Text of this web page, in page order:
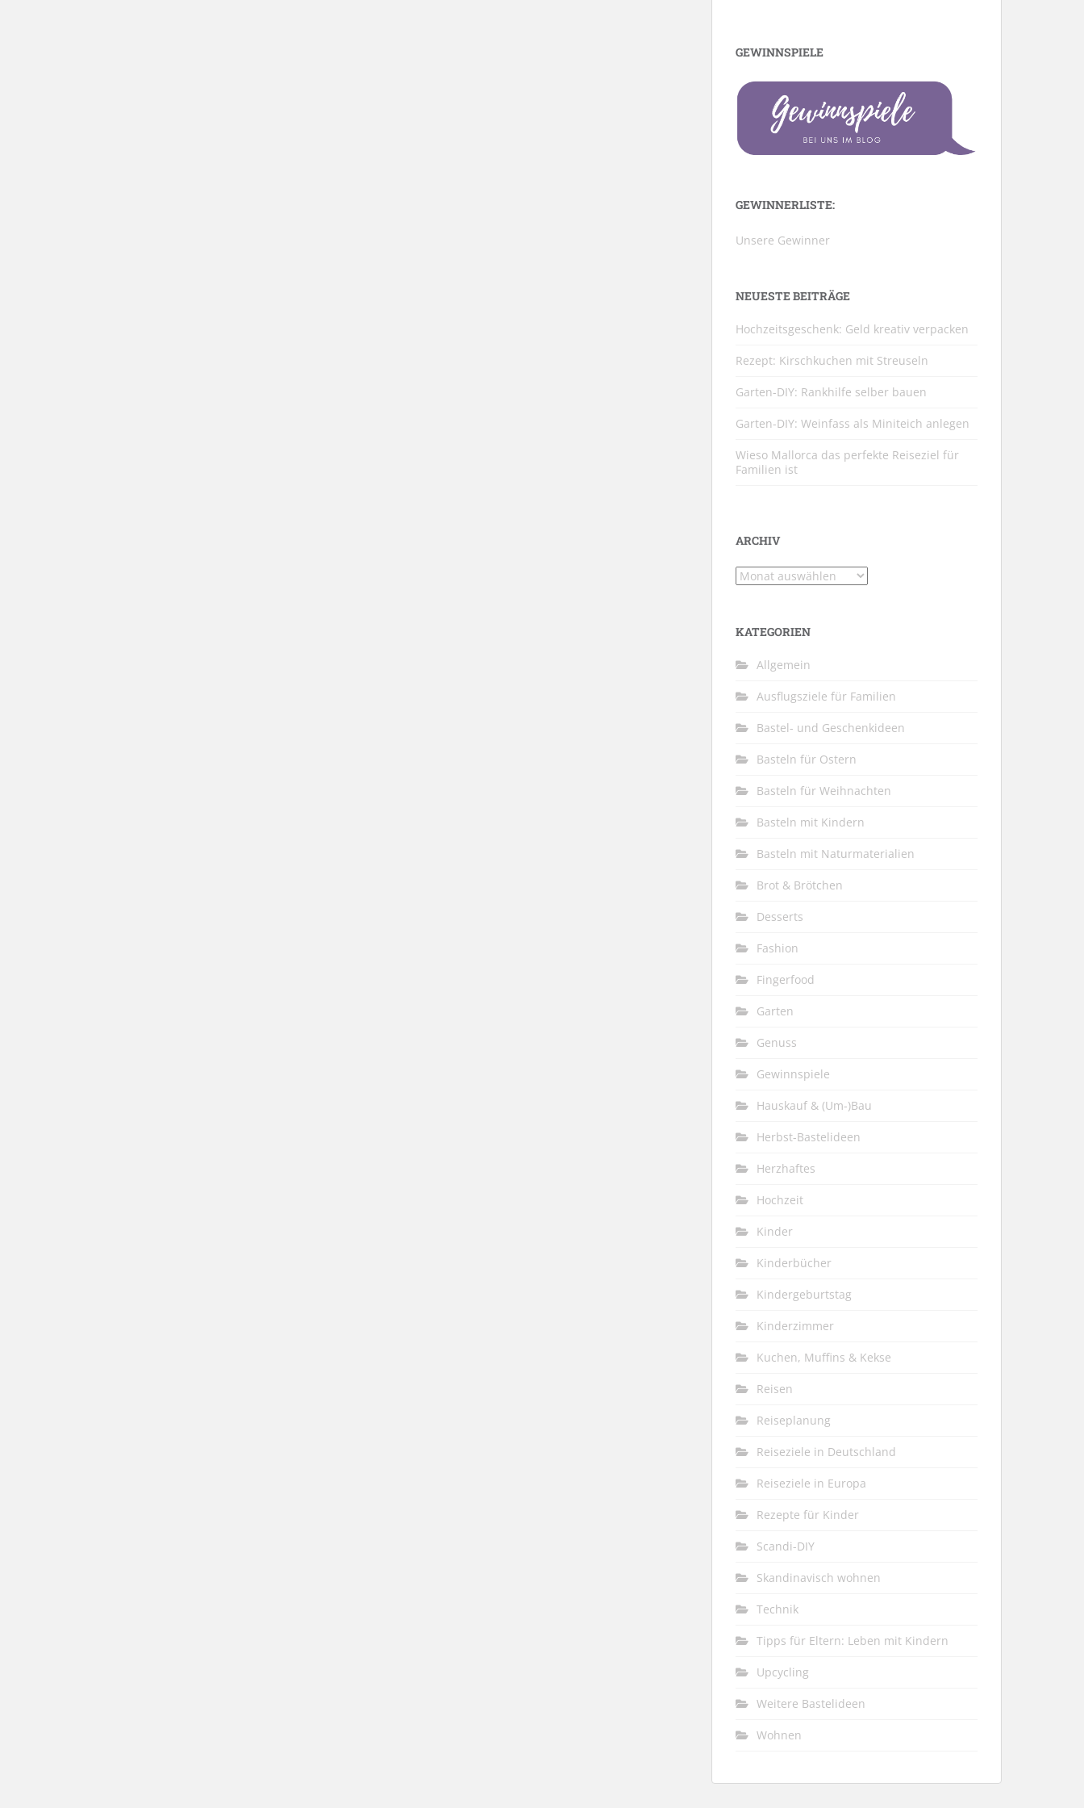
GEWINNSPIELE
GEWINNERLISTE:
Unsere Gewinner
NEUESTE BEITRÄGE
Hochzeitsgeschenk: Geld kreativ verpacken
Rezept: Kirschkuchen mit Streuseln
Garten-DIY: Rankhilfe selber bauen
Garten-DIY: Weinfass als Miniteich anlegen
Wieso Mallorca das perfekte Reiseziel für
Familien ist
ARCHIV
Archiv
KATEGORIEN
Allgemein
Ausflugsziele für Familien
Bastel- und Geschenkideen
Basteln für Ostern
Basteln für Weihnachten
Basteln mit Kindern
Basteln mit Naturmaterialien
Brot & Brötchen
Desserts
Fashion
Fingerfood
Garten
Genuss
Gewinnspiele
Hauskauf & (Um-)Bau
Herbst-Bastelideen
Herzhaftes
Hochzeit
Kinder
Kinderbücher
Kindergeburtstag
Kinderzimmer
Kuchen, Muffins & Kekse
Reisen
Reiseplanung
Reiseziele in Deutschland
Reiseziele in Europa
Rezepte für Kinder
Scandi-DIY
Skandinavisch wohnen
Technik
Tipps für Eltern: Leben mit Kindern
Upcycling
Weitere Bastelideen
Wohnen